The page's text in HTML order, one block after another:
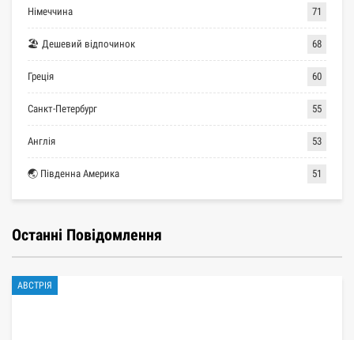
Німеччина 71
🏖 Дешевий відпочинок 68
Греція 60
Санкт-Петербург 55
Англія 53
🌏 Південна Америка 51
Останні Повідомлення
АВСТРІЯ